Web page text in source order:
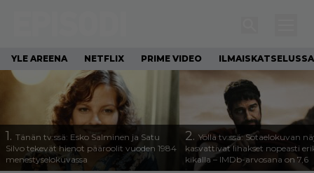
YLE AREENA NETFLIX PRIME VIDEO ILMAISKATSELUSSA
1. Tänän tv:ssä: Esko Salminen ja Satu
Silvo tekevät hienot pääroolit vuoden 1984
menestyselokuvassa
2. Yöllä tv:ssä: Sotaelokuvan
kasvattivat lihakset nopeasti
kikalla – IMDb-arvosana on 7,6